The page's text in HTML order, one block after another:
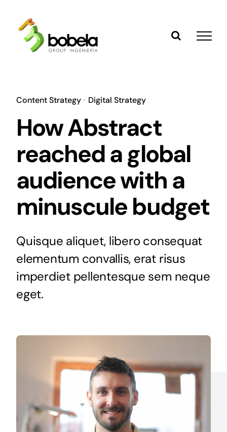
contenido
Content Strategy• Digital Strategy
How Abstract
reached a global
audience with a
minuscule budget
Quisque aliquet, libero consequat
elementum convallis, erat risus
imperdiet pellentesque sem neque
eget.